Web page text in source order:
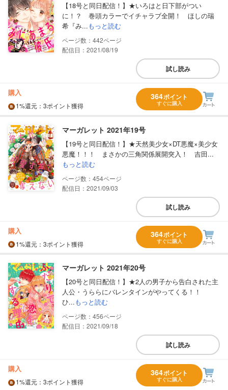
【18号と同日配信！】★いろはと日下部がつい
に！？ 巻頭カラーでイチャラブ全開！ ほしの瑞
希『み...もっと読む
442
配信日：2021/08/19
試し読み
購入
1%還元 ：3ポイント獲得
364ポイント
すぐに購入
マーガレット 2021年19号
【19号と同日配信！】★天然美少女×DT悪魔×美少女
悪魔！！！ まさかの三角関係展開突入！ 吉田...
もっと読む
454
配信日：2021/09/03
試し読み
購入
1%還元 ：3ポイント獲得
364ポイント
すぐに購入
マーガレット 2021年20号
【20号と同日配信！】★2人の男子から告白された主
人公・うららにバレンタインがやってくる！！
ひ...もっと読む
456
配信日：2021/09/18
試し読み
購入
1%還元 ：3ポイント獲得
364ポイント
すぐに購入